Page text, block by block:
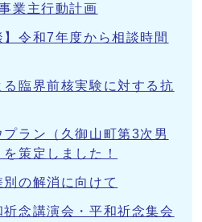
業主行動計画
】令和7年度から相談時間
臨界前核実験に対する抗
ラン（久御山町第3次男
策定しました！
の解消に向けて
祈念講演会・平和祈念集会